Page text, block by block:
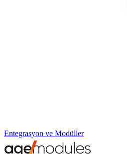
Entegrasyon ve Modüller